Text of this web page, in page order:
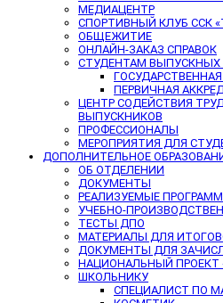
МЕДИАЦЕНТР
СПОРТИВНЫЙ КЛУБ ССК
ОБЩЕЖИТИЕ
ОНЛАЙН-ЗАКАЗ СПРАВОК
СТУДЕНТАМ ВЫПУСКНЫХ
ПЕРВИЧНАЯ
ЦЕНТР СОДЕЙСТВИЯ
ВЫПУСКНИКОВ
ПРОФЕССИОНАЛЫ
МЕРОПРИЯТИЯ ДЛЯ
ДОПОЛНИТЕЛЬНОЕ
ОБ ОТДЕЛЕНИИ
ДОКУМЕНТЫ
РЕАЛИЗУЕМЫЕ
УЧЕБНО-
ТЕСТЫ ДПО
МАТЕРИАЛЫ ДЛЯ
ДОКУМЕНТЫ ДЛЯ
НАЦИОНАЛЬНЫЙ ПРОЕКТ
ШКОЛЬНИКУ
СПЕЦИАЛИСТ ПО